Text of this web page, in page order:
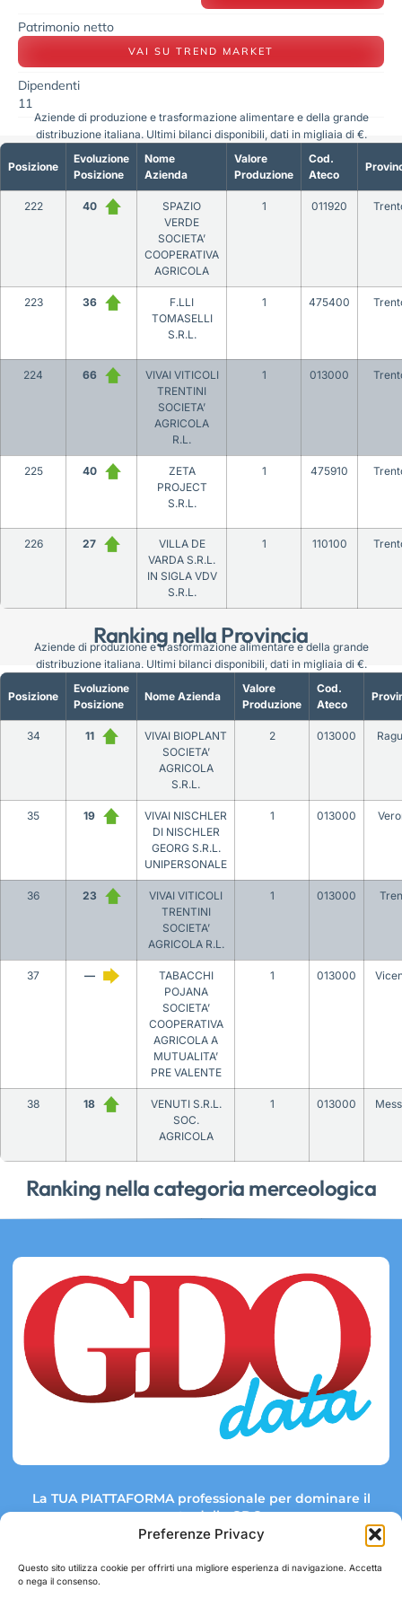
Preferenze Privacy
Questo sito utilizza cookie per offrirti una migliore esperienza di navigazione. Accetta
o nega il consenso.
Patrimonio netto
VAI SU TREND MARKET
Dipendenti
11
Ranking nella Provincia
Posizione
Evoluzione
Posizione
Nome
Azienda
Valore
Produzione
Cod.
Ateco
222 40
SPAZIO
VERDE
SOCIETA’
COOPERATIVA
AGRICOLA
1 011920
223 36
F.LLI
TOMASELLI
S.R.L.
1 475400
224 66
VIVAI VITICOLI
TRENTINI
SOCIETA’
AGRICOLA
R.L.
1 013000
225 40
ZETA
PROJECT
S.R.L.
1 475910
226 27
VILLA DE
VARDA S.R.L.
IN SIGLA VDV
S.R.L.
1 110100
Aziende di produzione e trasformazione alimentare e della grande
distribuzione italiana. Ultimi bilanci disponibili, dati in migliaia di €.
Ranking nella categoria merceologica
Posizione
Evoluzione
Posizione
Nome Azienda
Valore
Produzione
Cod.
Ateco
34 11
VIVAI BIOPLANT
SOCIETA’
AGRICOLA
S.R.L.
2 013000
35 19
VIVAI NISCHLER
DI NISCHLER
GEORG S.R.L.
UNIPERSONALE
1 013000
36 23
VIVAI VITICOLI
TRENTINI
SOCIETA’
AGRICOLA R.L.
1 013000
37 —
TABACCHI
POJANA
SOCIETA’
COOPERATIVA
AGRICOLA A
MUTUALITA’
PRE VALENTE
1 013000
38 18
VENUTI S.R.L.
SOC.
AGRICOLA
1 013000
Aziende di produzione e trasformazione alimentare e della grande
distribuzione italiana. Ultimi bilanci disponibili, dati in migliaia di €.
La TUA PIATTAFORMA professionale per dominare il
mercato della GDO.
Link rapidi: